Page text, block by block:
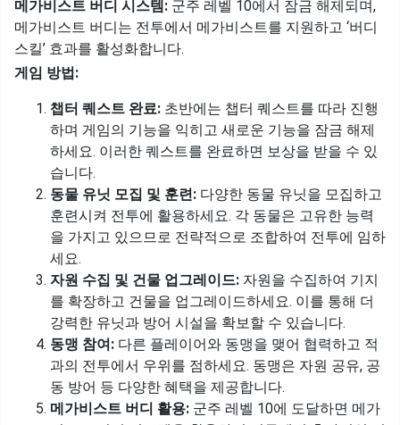
메가비스트 버디 시스템: 군주 레벨 10에서 잠금 해제되며,
메가비스트 버디는 전투에서 메가비스트를 지원하고 ‘버디
스킬’ 효과를 활성화합니다.
게임 방법:
챕터 퀘스트 완료: 초반에는 챕터 퀘스트를 따라 진행
하며 게임의 기능을 익히고 새로운 기능을 잠금 해제
하세요. 이러한 퀘스트를 완료하면 보상을 받을 수 있
습니다.
동물 유닛 모집 및 훈련: 다양한 동물 유닛을 모집하고
훈련시켜 전투에 활용하세요. 각 동물은 고유한 능력
을 가지고 있으므로 전략적으로 조합하여 전투에 임하
세요.
자원 수집 및 건물 업그레이드: 자원을 수집하여 기지
를 확장하고 건물을 업그레이드하세요. 이를 통해 더
강력한 유닛과 방어 시설을 확보할 수 있습니다.
동맹 참여: 다른 플레이어와 동맹을 맺어 협력하고 적
과의 전투에서 우위를 점하세요. 동맹은 자원 공유, 공
동 방어 등 다양한 혜택을 제공합니다.
메가비스트 버디 활용: 군주 레벨 10에 도달하면 메가